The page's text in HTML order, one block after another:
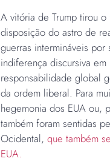
A vitória de Trump tirou
disposição do astro de
guerras intermináveis
indiferença discursiva
responsabilidade global
da ordem liberal. Para
hegemonia dos EUA ou,
também foram sentidas
Ocidental, que também
EUA.